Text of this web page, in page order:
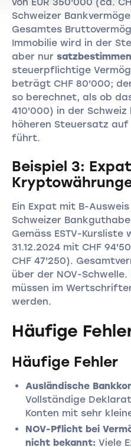
Schweizer
Gesamtes
Immobilie wird in der
aber nur
steuerpflichtige
beträgt CHF 80'000;
so berechnet, als ob
410'000) in der
höheren Steuersatz
führt.
Beispiel 3:
Ein Expat mit B-
Schweizer
Gemäss ESTV-Kursliste
31.12.2024 mit CHF
CHF 47'250).
über der NOV-
müssen im
werden.
Häufige
Häufige Fehler
Ausländische
Vollständige
Konten mit sehr
NOV-Pflicht bei
nicht bekannt: Viele